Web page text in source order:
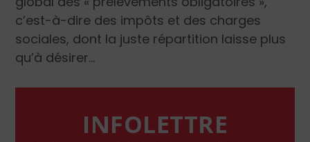
c’est-à-dire des impôts et des charges
sociales, dont la juste répartition laisse plus
qu’à désirer…
INFOLETTRE